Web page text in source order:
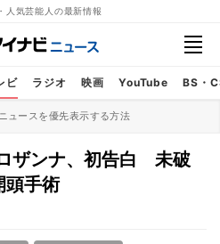
人気芸能人の最新情報
ビ ラジオ 映画 YouTube BS・
ュースを優先表示する方法
ザンナ、初告白 未破
頭手術